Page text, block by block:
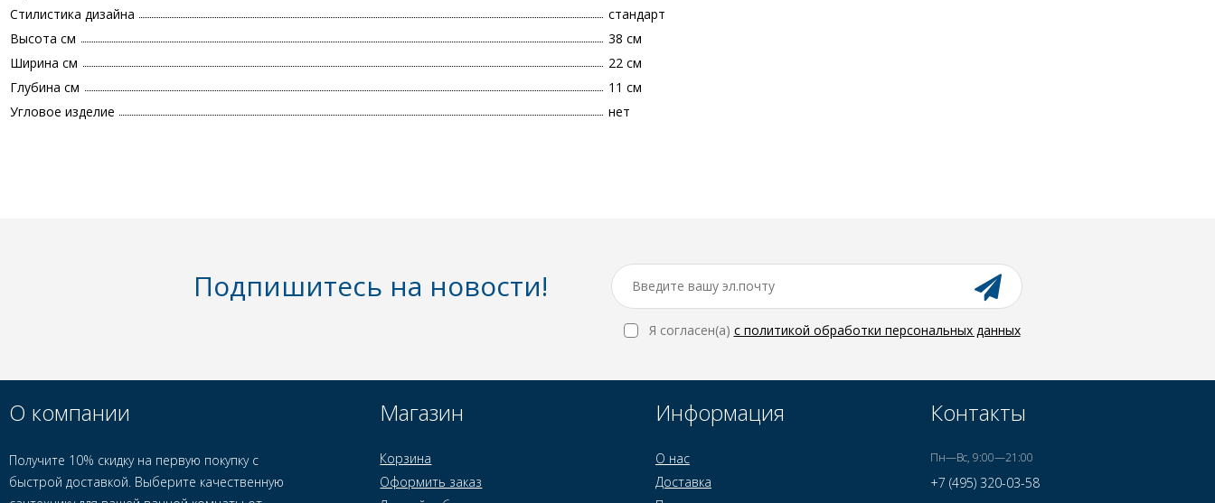
Стилистика дизайна
стандарт
Высота см
38 см
Ширина см
22 см
Глубина см
11 см
Угловое изделие
нет
Подпишитесь на новости!
Я согласен(a) с политикой обработки персональных данных
О компании
Получите 10% скидку на первую покупку с
быстрой доставкой. Выберите качественную
Магазин
Корзина
Оформить заказ
Информация
О нас
Доставка
Контакты
Пн—Вс, 9:00—21:00
+7 (495) 320-03-58